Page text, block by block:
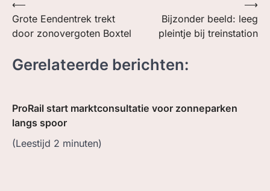
Bericht
navigatie
⟵
Grote Eendentrek trekt
door zonovergoten Boxtel
Bijzonder beeld: leeg
pleintje bij treinstation
⟶
Gerelateerde berichten:
ProRail start marktconsultatie voor zonneparken
langs spoor
(Leestijd 2 minuten)